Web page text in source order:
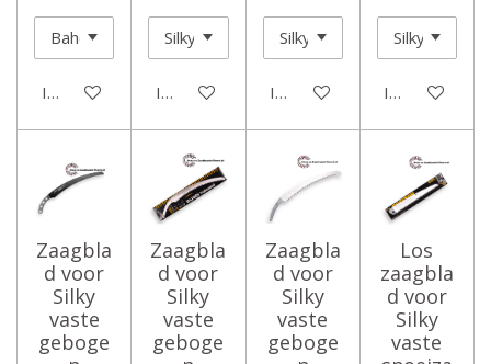
In winkelwagen In winkelwagen In winkelwagenIn
Zaagbla
d voor
Silky
vaste
geboge
Zaagbla
d voor
Silky
vaste
geboge
Zaagbla
d voor
Silky
vaste
geboge
Los
zaagbla
d voor
Silky
vaste